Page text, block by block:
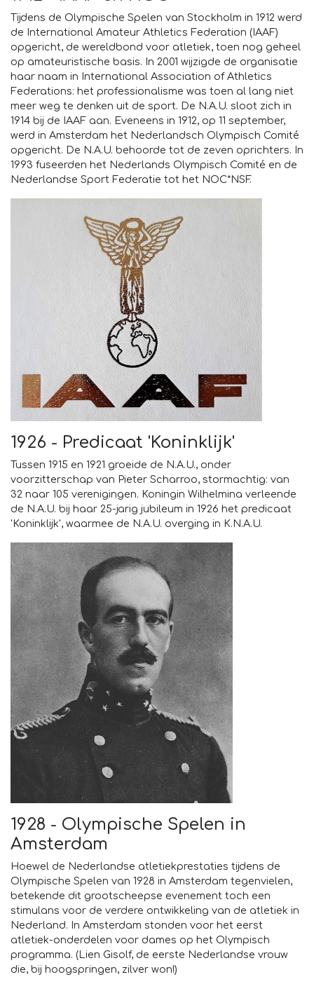
Tijdens de Olympische Spelen van Stockholm in 1912 werd
de International Amateur Athletics Federation (IAAF)
opgericht, de wereldbond voor atletiek, toen nog geheel
op amateuristische basis. In 2001 wijzigde de organisatie
haar naam in International Association of Athletics
Federations: het professionalisme was toen al lang niet
meer weg te denken uit de sport. De N.A.U. sloot zich in
1914 bij de IAAF aan. Eveneens in 1912, op 11 september,
werd in Amsterdam het Nederlandsch Olympisch Comité
opgericht. De N.A.U. behoorde tot de zeven oprichters. In
1993 fuseerden het Nederlands Olympisch Comité en de
Nederlandse Sport Federatie tot het NOC*NSF.
1926 - Predicaat 'Koninklijk'
Tussen 1915 en 1921 groeide de N.A.U., onder
voorzitterschap van Pieter Scharroo, stormachtig: van
32 naar 105 verenigingen. Koningin Wilhelmina verleende
de N.A.U. bij haar 25-jarig jubileum in 1926 het predicaat
'Koninklijk', waarmee de N.A.U. overging in K.N.A.U.
1928 - Olympische Spelen in
Amsterdam
Hoewel de Nederlandse atletiekprestaties tijdens de
Olympische Spelen van 1928 in Amsterdam tegenvielen,
betekende dit grootscheepse evenement toch een
stimulans voor de verdere ontwikkeling van de atletiek in
Nederland. In Amsterdam stonden voor het eerst
atletiek-onderdelen voor dames op het Olympisch
programma. (Lien Gisolf, de eerste Nederlandse vrouw
die, bij hoogspringen, zilver won!)